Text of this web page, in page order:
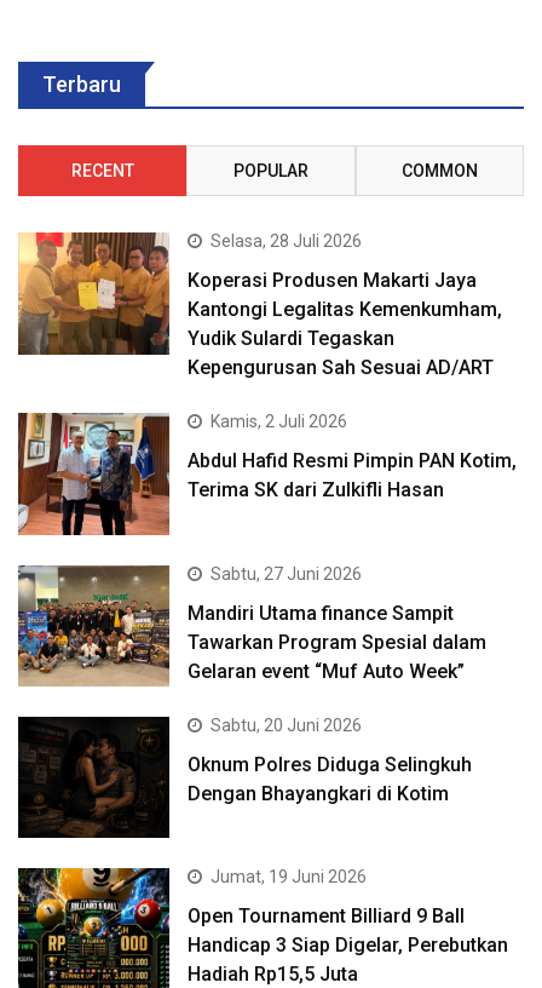
Terbaru
RECENT POPULAR COMMON
Selasa, 28 Juli 2026
Koperasi Produsen Makarti Jaya
Kantongi Legalitas Kemenkumham,
Yudik Sulardi Tegaskan
Kepengurusan Sah Sesuai AD/ART
Kamis, 2 Juli 2026
Abdul Hafid Resmi Pimpin PAN Kotim,
Terima SK dari Zulkifli Hasan
Sabtu, 27 Juni 2026
Mandiri Utama finance Sampit
Tawarkan Program Spesial dalam
Gelaran event “Muf Auto Week”
Sabtu, 20 Juni 2026
Oknum Polres Diduga Selingkuh
Dengan Bhayangkari di Kotim
Jumat, 19 Juni 2026
Open Tournament Billiard 9 Ball
Handicap 3 Siap Digelar, Perebutkan
Hadiah Rp15,5 Juta